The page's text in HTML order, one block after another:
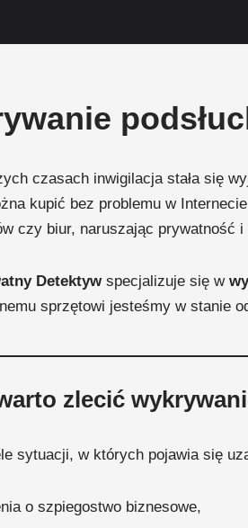
czasach inwigilacja stała się
kupić bez problemu w
czy biur, naruszając prywatność
Detektywspecjalizuje się w
sprzętowi jesteśmy w stanie
zlecić
sytuacji, w których pojawia się
o szpiegostwo biznesowe,